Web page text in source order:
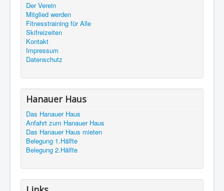
Der Verein
Mitglied werden
Fitnesstraining für Alle
Skifreizeiten
Kontakt
Impressum
Datenschutz
Hanauer Haus
Das Hanauer Haus
Anfahrt zum Hanauer Haus
Das Hanauer Haus mieten
Belegung 1.Hälfte
Belegung 2.Hälfte